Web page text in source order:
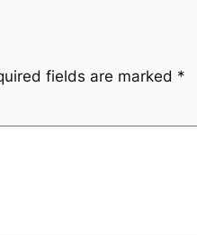
fields are marked *